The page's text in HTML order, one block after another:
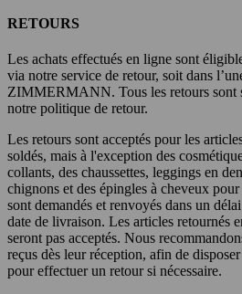
RETOURS
Les achats effectués en ligne sont
via notre service de retour, soit dans
ZIMMERMANN. Tous les retours sont
notre politique de retour.
Les retours sont acceptés pour les
soldés, mais à l'exception des
collants, des chaussettes, leggings en
chignons et des épingles à cheveux
sont demandés et renvoyés dans un
date de livraison. Les articles retournés
seront pas acceptés. Nous
reçus dès leur réception, afin de
pour effectuer un retour si nécessaire.